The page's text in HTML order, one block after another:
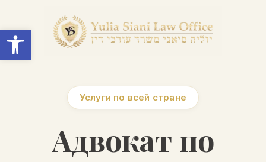
Open toolbar
Услуги по всей стране
Адвокат по